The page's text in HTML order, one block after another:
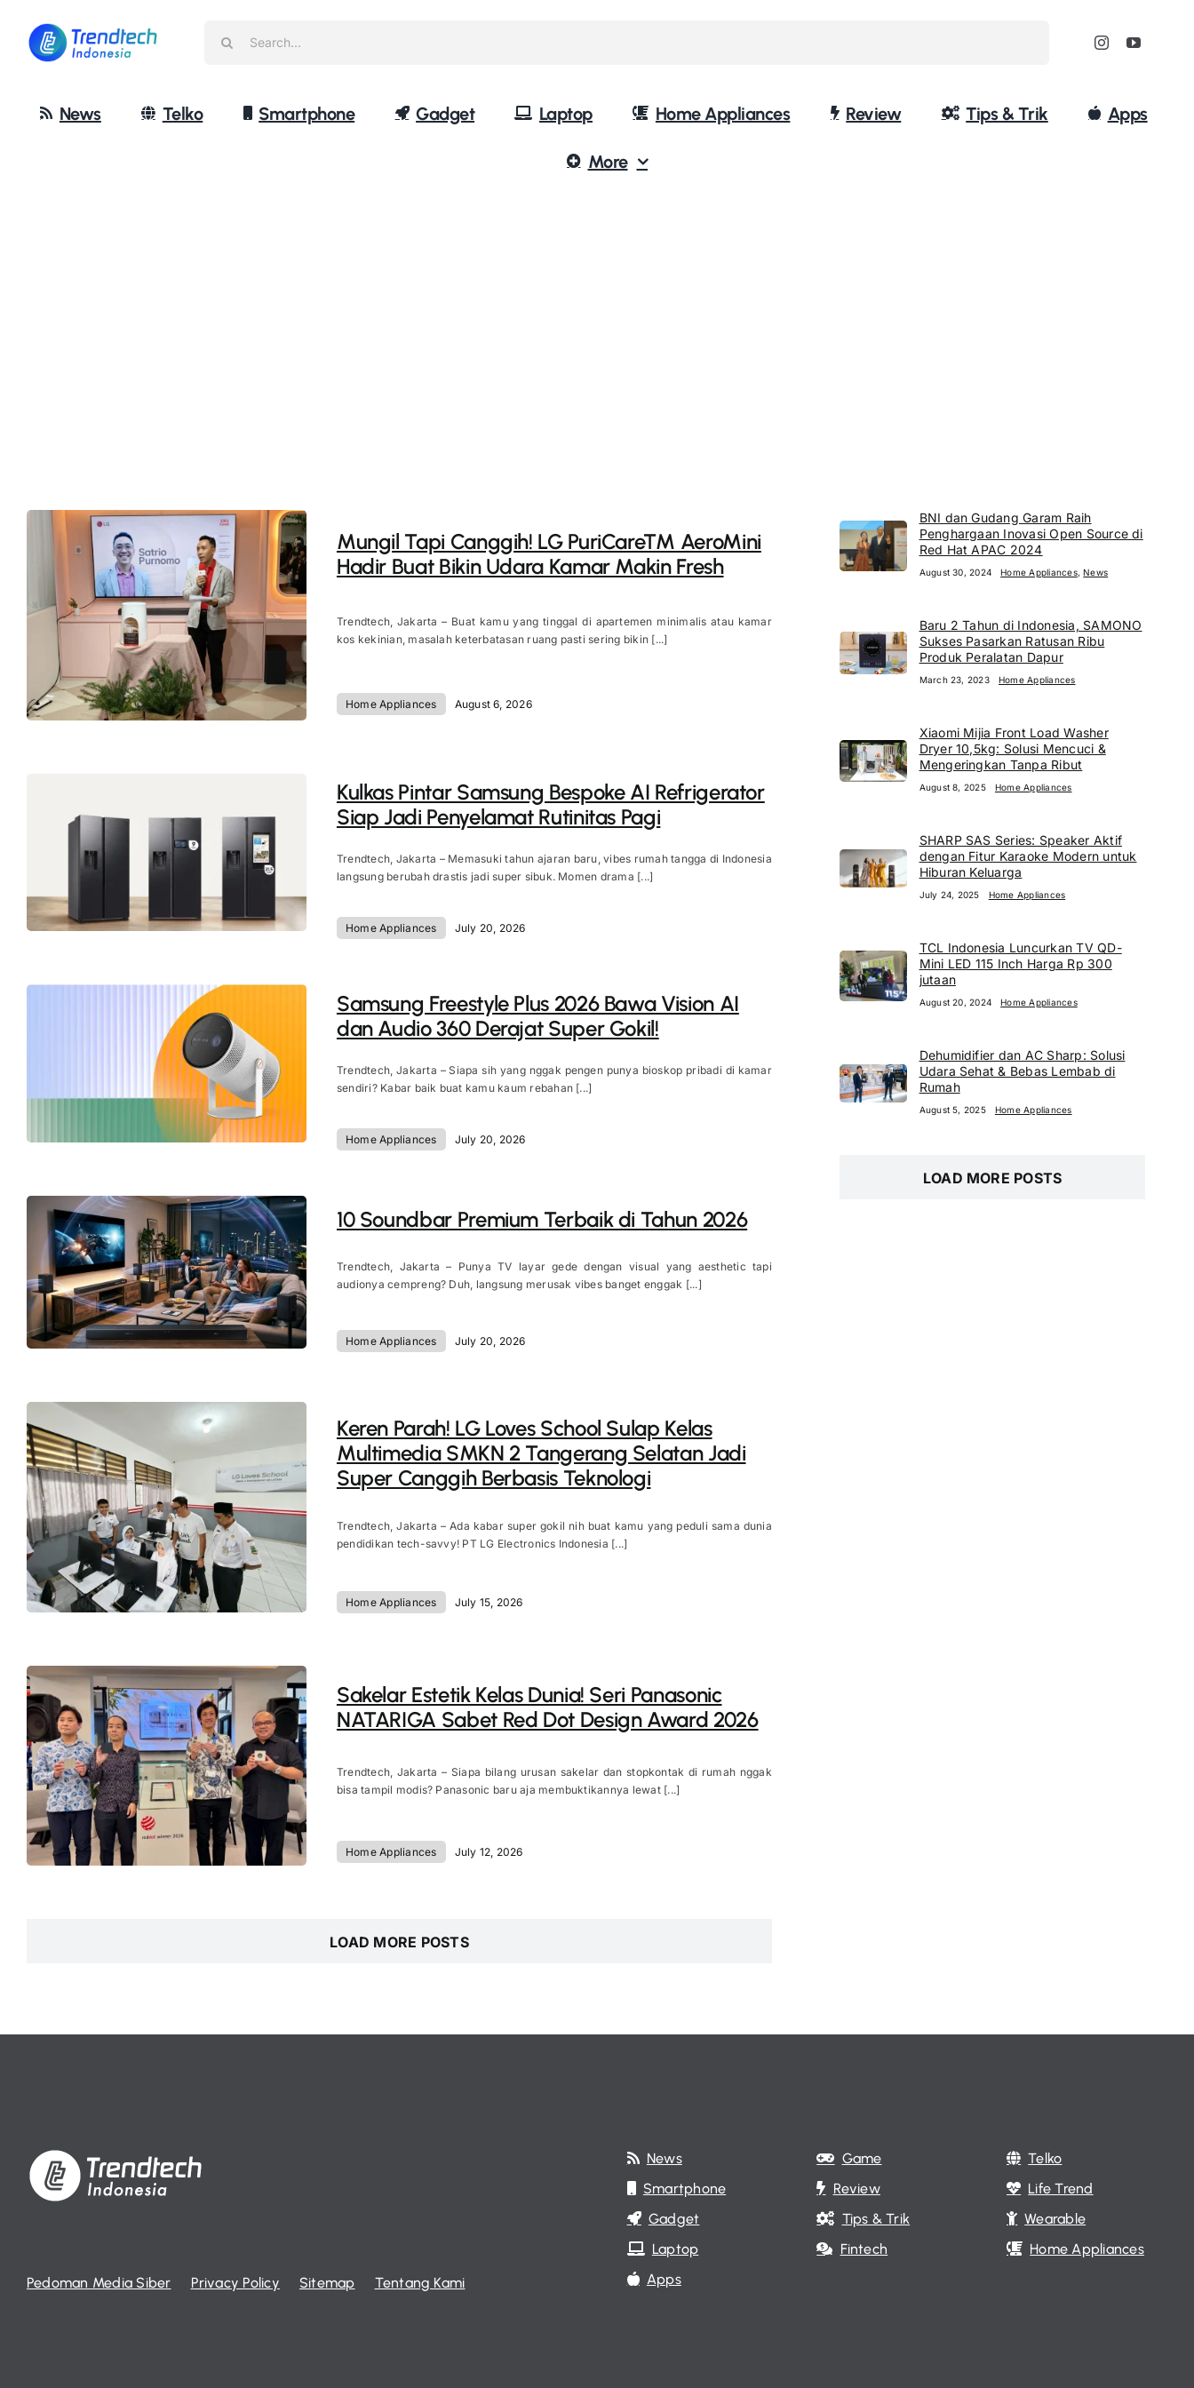
content
News Telko Smartphone Gadget Laptop Home Appliances Review Tips & Trik Apps
More
Mungil Tapi Canggih! LG PuriCare™ AeroMini
Hadir Buat Bikin Udara Kamar Makin Fresh
Trendtech, Jakarta – Buat kamu yang tinggal di apartemen minimalis atau kamar
kos kekinian, masalah keterbatasan ruang pasti sering bikin [...]
Home Appliances August 6, 2026
Kulkas Pintar Samsung Bespoke AI Refrigerator
Siap Jadi Penyelamat Rutinitas Pagi
Trendtech, Jakarta – Memasuki tahun ajaran baru, vibes rumah tangga di Indonesia
langsung berubah drastis jadi super sibuk. Momen drama [...]
Home Appliances July 20, 2026
Samsung Freestyle Plus 2026 Bawa Vision AI
dan Audio 360 Derajat Super Gokil!
Trendtech, Jakarta – Siapa sih yang nggak pengen punya bioskop pribadi di kamar
sendiri? Kabar baik buat kamu kaum rebahan [...]
Home Appliances July 20, 2026
10 Soundbar Premium Terbaik di Tahun 2026
Trendtech, Jakarta – Punya TV layar gede dengan visual yang aesthetic tapi
audionya cempreng? Duh, langsung merusak vibes banget enggak [...]
Home Appliances July 20, 2026
Keren Parah! LG Loves School Sulap Kelas
Multimedia SMKN 2 Tangerang Selatan Jadi
Super Canggih Berbasis Teknologi
Trendtech, Jakarta – Ada kabar super gokil nih buat kamu yang peduli sama dunia
pendidikan tech-savvy! PT LG Electronics Indonesia [...]
Home Appliances July 15, 2026
Sakelar Estetik Kelas Dunia! Seri Panasonic
NATARIGA Sabet Red Dot Design Award 2026
Trendtech, Jakarta – Siapa bilang urusan sakelar dan stopkontak di rumah nggak
bisa tampil modis? Panasonic baru aja membuktikannya lewat [...]
Home Appliances July 12, 2026
LOAD MORE POSTS
BNI dan Gudang Garam Raih
Penghargaan Inovasi Open Source di
Red Hat APAC 2024
August 30, 2024 Home Appliances,News
Baru 2 Tahun di Indonesia, SAMONO
Sukses Pasarkan Ratusan Ribu
Produk Peralatan Dapur
March 23, 2023 Home Appliances
Xiaomi Mijia Front Load Washer
Dryer 10,5kg: Solusi Mencuci &
Mengeringkan Tanpa Ribut
August 8, 2025 Home Appliances
SHARP SAS Series: Speaker Aktif
dengan Fitur Karaoke Modern untuk
Hiburan Keluarga
July 24, 2025 Home Appliances
TCL Indonesia Luncurkan TV QD-
Mini LED 115 Inch Harga Rp 300
jutaan
August 20, 2024 Home Appliances
Dehumidifier dan AC Sharp: Solusi
Udara Sehat & Bebas Lembab di
Rumah
August 5, 2025 Home Appliances
LOAD MORE POSTS
Pedoman Media Siber Privacy Policy Sitemap Tentang Kami
News
Smartphone
Gadget
Laptop
Apps
Game
Review
Tips & Trik
Fintech
Telko
Life Trend
Wearable
Home Appliances